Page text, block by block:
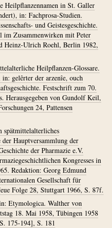
Heilpflanzennamen in St. Galler
in: Fachprosa-Studien.
und Geistesgeschichte.
im Zusammenwirken mit Peter
Heinz-Ulrich Roehl, Berlin 1982,
Heilpflanzen-Glossare.
gelêrter der arzenîe, ouch
Festschrift zum 70.
Herausgegeben von Gundolf Keil,
24, Pattensen
spätmittelalterliches
Hauptversammlung der
der Pharmazie e.V.
Kongresses in
Redaktion: Georg Edmund
Gesellschaft für
Folge 28, Stuttgart 1966, S. 87f.
Etymologica. Walther von
18. Mai 1958, Tübingen 1958
175-194], S. 181